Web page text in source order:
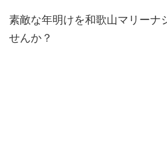
素敵な年明けを和歌山マリーナ
せんか？